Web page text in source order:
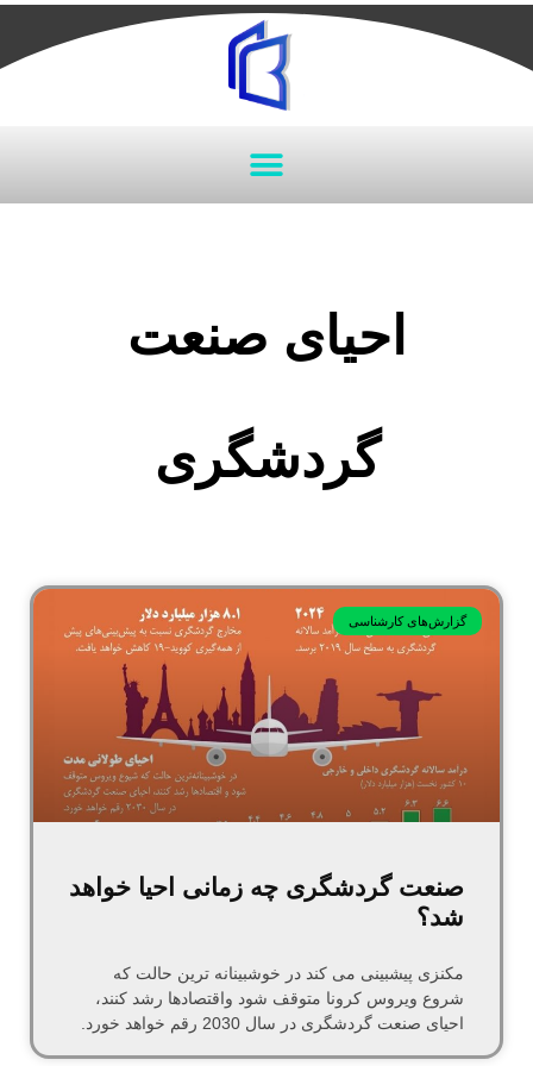
احیای صنعت
گردشگری
گزارش‌های کارشناسی
صنعت گردشگری چه زمانی احیا خواهد
شد؟
مکنزی پیشبینی می کند در خوشبینانه ترین حالت که
شروع ویروس کرونا متوقف شود واقتصادها رشد کنند،
احیای صنعت گردشگری در سال 2030 رقم خواهد خورد.